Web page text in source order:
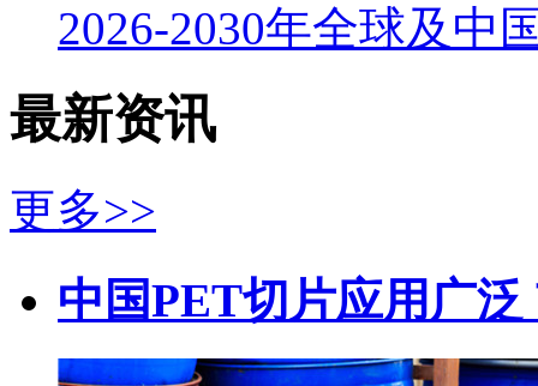
2026-2030年全球及中
最新资讯
更多>>
中国PET切片应用广